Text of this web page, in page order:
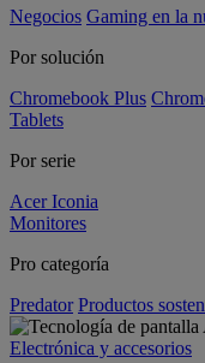
Negocios Gaming en la
Por solución
Chromebook Plus
Tablets
Por serie
Acer Iconia
Monitores
Pro categoría
Predator Productos
Electrónica y accesorios